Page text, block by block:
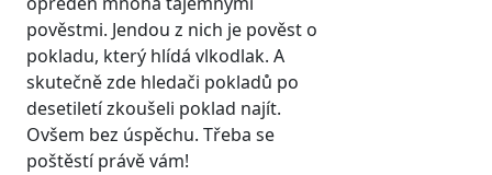
pověstmi. Jendou z nich je pověst o
pokladu, který hlídá vlkodlak. A
skutečně zde hledači pokladů po
desetiletí zkoušeli poklad najít.
Ovšem bez úspěchu. Třeba se
poštěstí právě vám!